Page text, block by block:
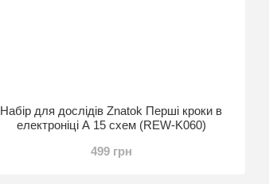
Набір для дослідів Znatok Перші кроки в
електроніці A 15 схем (REW-K060)
499 грн